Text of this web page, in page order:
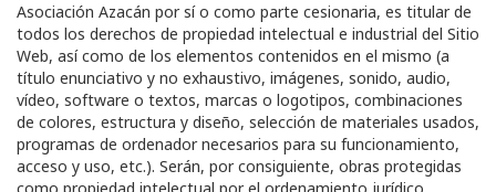
Asociación Azacán por sí o como parte cesionaria, es titular de
todos los derechos de propiedad intelectual e industrial del Sitio
Web, así como de los elementos contenidos en el mismo (a
título enunciativo y no exhaustivo, imágenes, sonido, audio,
vídeo, software o textos, marcas o logotipos, combinaciones
de colores, estructura y diseño, selección de materiales usados,
programas de ordenador necesarios para su funcionamiento,
acceso y uso, etc.). Serán, por consiguiente, obras protegidas